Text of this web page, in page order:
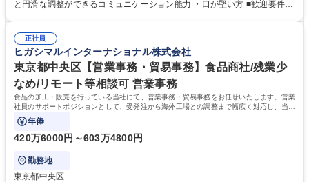
怠管理 ・官公庁への各種提出 ・法定の会議運営（評議員会、理事会） ・
管理 ・福利厚生関連 ・職員からの問合せ、相談対応 ・その他日常の総務
業務全般 募集職種 【東京／文京区】公益財団法人の総務人事業務／年間
休日125日
と円滑な調整ができるコミュニケーション能力 ・口が堅い方 ■歓迎要件
正社員
ヒガシマルインターナショナル株式会社
東京都中央区【営業事務・貿易事務】食品商社/残業少
なめ/リモート等相談可 営業事務
食品の加工・販売を行っている当社にて、営業事務・貿易事務をお任せいたします。営業
社員のサポートポジションとして、受発注から海外工場との調整まで幅広く対応し、当社
事業の根幹を支えていただきます。
年俸
420万6000円～603万4800円
勤務地
東京都中央区